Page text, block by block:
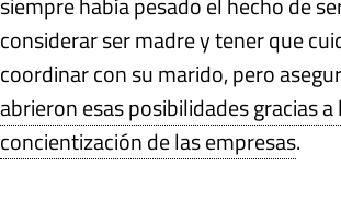
considerar ser madre y tener que
coordinar con su marido, pero
abrieron esas posibilidades gracias a
concientización de las empresas.